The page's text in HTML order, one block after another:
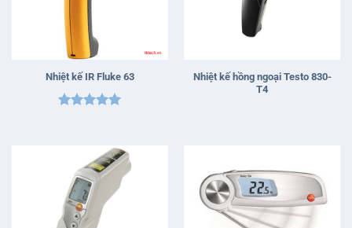
Nhiệt kế IR Fluke 63
Nhiệt kế hồng ngoại Testo 830-
T4